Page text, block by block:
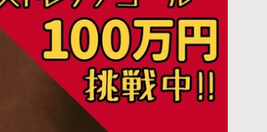
Legendary
ロジェクト 調達額が大きいプロジェクト